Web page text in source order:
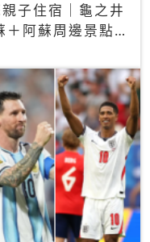
子住宿｜龜之井
＋阿蘇周邊景點一